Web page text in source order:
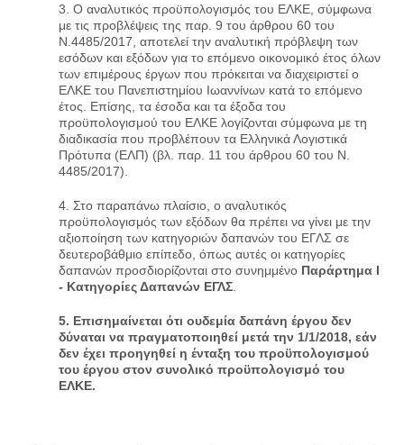
3. Ο αναλυτικός προϋπολογισμός του ΕΛΚΕ, σύμφωνα
με τις προβλέψεις της παρ. 9 του άρθρου 60 του
Ν.4485/2017, αποτελεί την αναλυτική πρόβλεψη των
εσόδων και εξόδων για το επόμενο οικονομικό έτος όλων
των επιμέρους έργων που πρόκειται να διαχειριστεί ο
ΕΛΚΕ του Πανεπιστημίου Ιωαννίνων κατά το επόμενο
έτος. Επίσης, τα έσοδα και τα έξοδα του
προϋπολογισμού του ΕΛΚΕ λογίζονται σύμφωνα με τη
διαδικασία που προβλέπουν τα Ελληνικά Λογιστικά
Πρότυπα (ΕΛΠ) (βλ. παρ. 11 του άρθρου 60 του Ν.
4485/2017).
4. Στο παραπάνω πλαίσιο, ο αναλυτικός
προϋπολογισμός των εξόδων θα πρέπει να γίνει με την
αξιοποίηση των κατηγοριών δαπανών του ΕΓΛΣ σε
δευτεροβάθμιο επίπεδο, όπως αυτές οι κατηγορίες
δαπανών προσδιορίζονται στο συνημμένο Παράρτημα Ι
- Κατηγορίες Δαπανών ΕΓΛΣ
5. Επισημαίνεται ότι ουδεμία δαπάνη έργου δεν
δύναται να πραγματοποιηθεί μετά την 1/1/2018, εάν
δεν έχει προηγηθεί η ένταξη του προϋπολογισμού
του έργου στον συνολικό προϋπολογισμό του
ΕΛΚΕ.